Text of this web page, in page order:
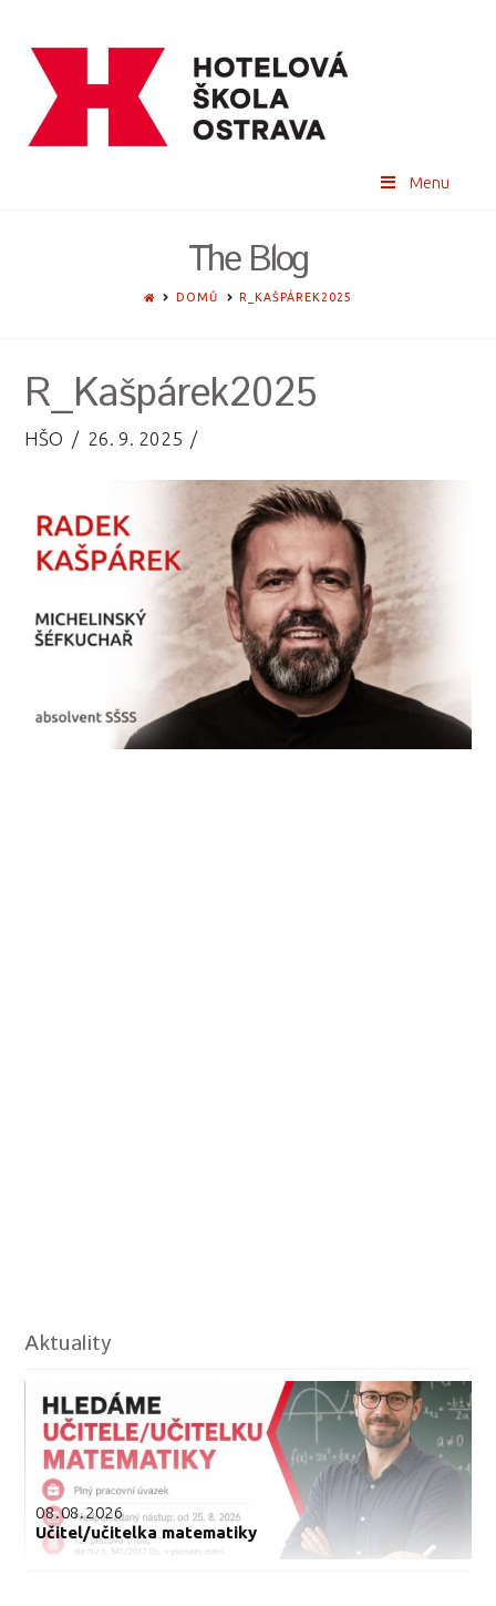
Menu
The Blog
HOMEDOMŮ R_KAŠPÁREK2025
R_Kašpárek2025
HŠO 26. 9. 2025
Aktuality
08.08.2026
Učitel/učitelka matematiky